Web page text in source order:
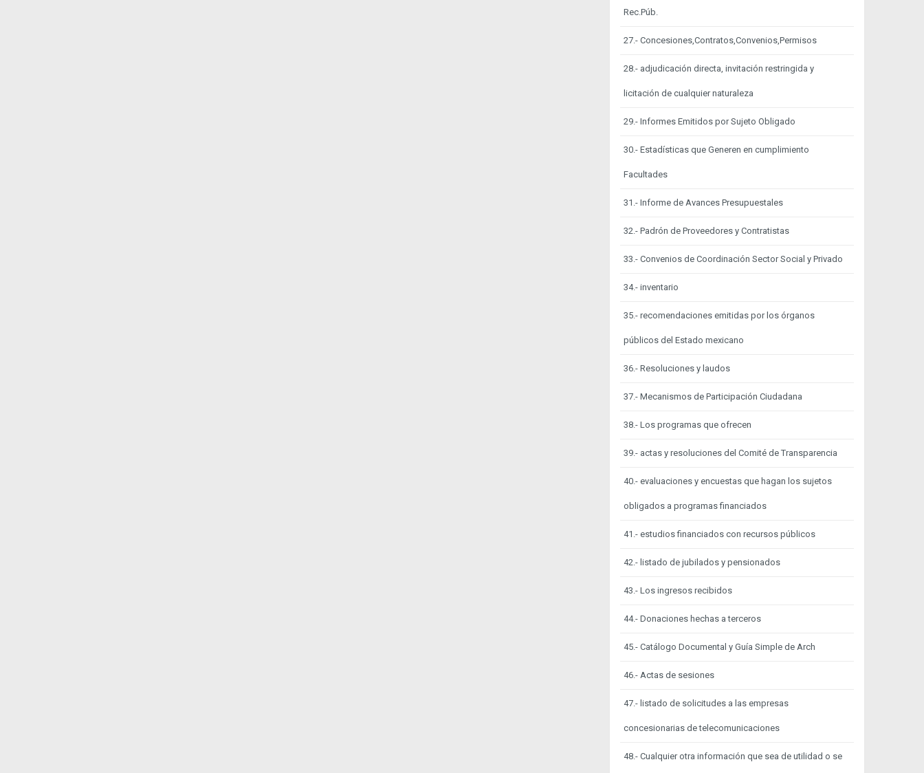
Rec.Púb.
27.- Concesiones,Contratos,Convenios,Permisos
28.- adjudicación directa, invitación restringida y
licitación de cualquier naturaleza
29.- Informes Emitidos por Sujeto Obligado
30.- Estadísticas que Generen en cumplimiento
Facultades
31.- Informe de Avances Presupuestales
32.- Padrón de Proveedores y Contratistas
33.- Convenios de Coordinación Sector Social y Privado
34.- inventario
35.- recomendaciones emitidas por los órganos
públicos del Estado mexicano
36.- Resoluciones y laudos
37.- Mecanismos de Participación Ciudadana
38.- Los programas que ofrecen
39.- actas y resoluciones del Comité de Transparencia
40.- evaluaciones y encuestas que hagan los sujetos
obligados a programas financiados
41.- estudios financiados con recursos públicos
42.- listado de jubilados y pensionados
43.- Los ingresos recibidos
44.- Donaciones hechas a terceros
45.- Catálogo Documental y Guía Simple de Arch
46.- Actas de sesiones
47.- listado de solicitudes a las empresas
concesionarias de telecomunicaciones
48.- Cualquier otra información que sea de utilidad o se